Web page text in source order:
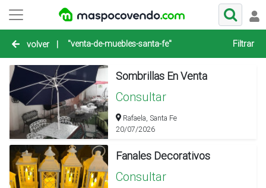
volver | "venta-de-muebles-santa-fe" Filtrar
Sombrillas En Venta
Consultar
Rafaela, Santa Fe
20/07/2026
Fanales Decorativos
Consultar